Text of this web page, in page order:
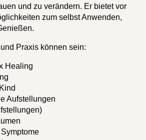
und zu verändern. Er bietet vor
zum selbst Anwenden,
Praxis können sein:
Healing
Aufstellungen